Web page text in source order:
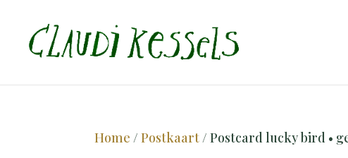
Home /Postkaart/ Postcard lucky bird •